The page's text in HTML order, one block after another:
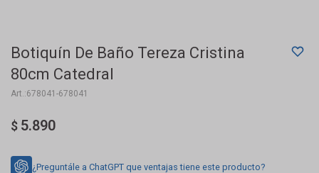
Botiquín De Baño Tereza Cristina
80cm Catedral
678041-678041
$ 5.890
¿Preguntále a ChatGPT que ventajas tiene este producto?